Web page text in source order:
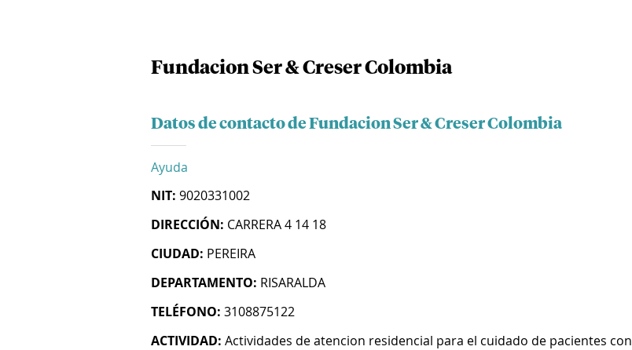
Fundacion Ser & Creser Colombia
Datos de contacto de Fundacion Ser & Creser Colombia
Ayuda
NIT: 9020331002
DIRECCIÓN: CARRERA 4 14 18
CIUDAD: PEREIRA
DEPARTAMENTO: RISARALDA
TELÉFONO: 3108875122
ACTIVIDAD: Actividades de atencion residencial para el cuidado de pacientes con